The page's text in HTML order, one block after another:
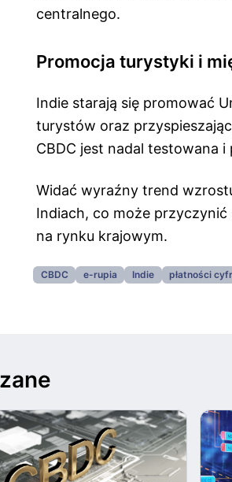
centralnego.
Promocja turystyki i
Indie starają się promować
turystów oraz
CBDC jest nadal testowana
Widać wyraźny trend
Indiach, co może
na rynku krajowym.
CBDC e-rupia Indie płatności